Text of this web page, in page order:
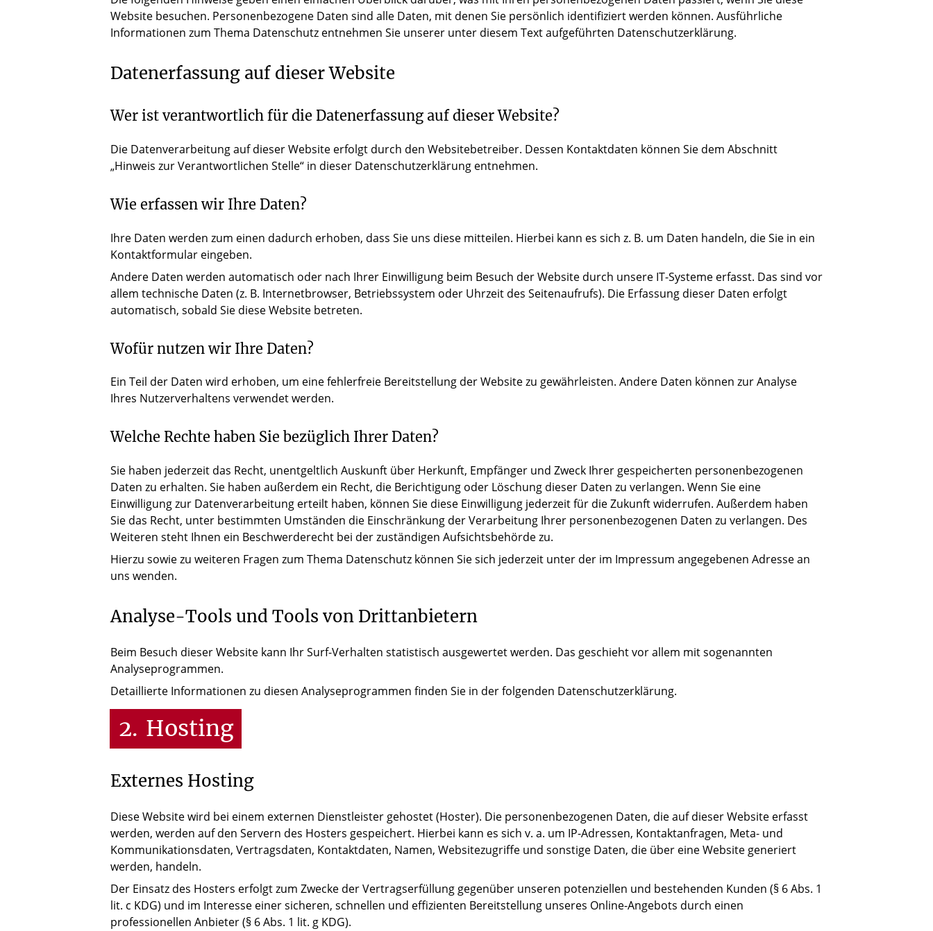
Website besuchen. Personenbezogene Daten sind alle Daten, mit denen Sie persönlich identifiziert werden können. Ausführliche
Informationen zum Thema Datenschutz entnehmen Sie unserer unter diesem Text aufgeführten Datenschutzerklärung.
Datenerfassung auf dieser Website
Wer ist verantwortlich für die Datenerfassung auf dieser Website?
Die Datenverarbeitung auf dieser Website erfolgt durch den Websitebetreiber. Dessen Kontaktdaten können Sie dem Abschnitt
„Hinweis zur Verantwortlichen Stelle“ in dieser Datenschutzerklärung entnehmen.
Wie erfassen wir Ihre Daten?
Ihre Daten werden zum einen dadurch erhoben, dass Sie uns diese mitteilen. Hierbei kann es sich z. B. um Daten handeln, die Sie in ein
Kontaktformular eingeben.
Andere Daten werden automatisch oder nach Ihrer Einwilligung beim Besuch der Website durch unsere IT-Systeme erfasst. Das sind vor
allem technische Daten (z. B. Internetbrowser, Betriebssystem oder Uhrzeit des Seitenaufrufs). Die Erfassung dieser Daten erfolgt
automatisch, sobald Sie diese Website betreten.
Wofür nutzen wir Ihre Daten?
Ein Teil der Daten wird erhoben, um eine fehlerfreie Bereitstellung der Website zu gewährleisten. Andere Daten können zur Analyse
Ihres Nutzerverhaltens verwendet werden.
Welche Rechte haben Sie bezüglich Ihrer Daten?
Sie haben jederzeit das Recht, unentgeltlich Auskunft über Herkunft, Empfänger und Zweck Ihrer gespeicherten personenbezogenen
Daten zu erhalten. Sie haben außerdem ein Recht, die Berichtigung oder Löschung dieser Daten zu verlangen. Wenn Sie eine
Einwilligung zur Datenverarbeitung erteilt haben, können Sie diese Einwilligung jederzeit für die Zukunft widerrufen. Außerdem haben
Sie das Recht, unter bestimmten Umständen die Einschränkung der Verarbeitung Ihrer personenbezogenen Daten zu verlangen. Des
Weiteren steht Ihnen ein Beschwerderecht bei der zuständigen Aufsichtsbehörde zu.
Hierzu sowie zu weiteren Fragen zum Thema Datenschutz können Sie sich jederzeit unter der im Impressum angegebenen Adresse an
uns wenden.
Analyse-Tools und Tools von Drittanbietern
Beim Besuch dieser Website kann Ihr Surf-Verhalten statistisch ausgewertet werden. Das geschieht vor allem mit sogenannten
Analyseprogrammen.
Detaillierte Informationen zu diesen Analyseprogrammen finden Sie in der folgenden Datenschutzerklärung.
2. Hosting
Externes Hosting
Diese Website wird bei einem externen Dienstleister gehostet (Hoster). Die personenbezogenen Daten, die auf dieser Website erfasst
werden, werden auf den Servern des Hosters gespeichert. Hierbei kann es sich v. a. um IP-Adressen, Kontaktanfragen, Meta- und
Kommunikationsdaten, Vertragsdaten, Kontaktdaten, Namen, Websitezugriffe und sonstige Daten, die über eine Website generiert
werden, handeln.
Der Einsatz des Hosters erfolgt zum Zwecke der Vertragserfüllung gegenüber unseren potenziellen und bestehenden Kunden (§ 6 Abs. 1
lit. c KDG) und im Interesse einer sicheren, schnellen und effizienten Bereitstellung unseres Online-Angebots durch einen
professionellen Anbieter (§ 6 Abs. 1 lit. g KDG).